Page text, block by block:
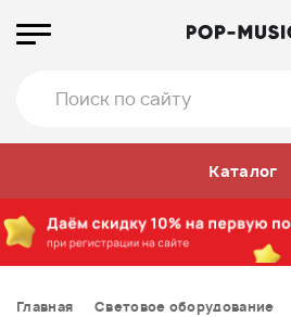
Каталог
Главная Световое оборудование